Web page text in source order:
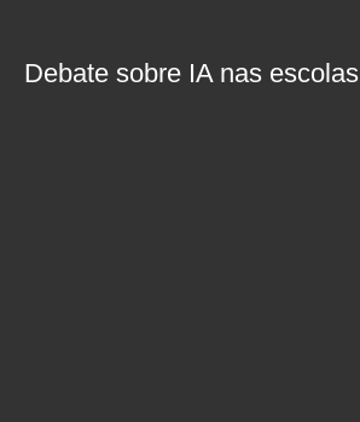
Debate sobre IA nas escolas